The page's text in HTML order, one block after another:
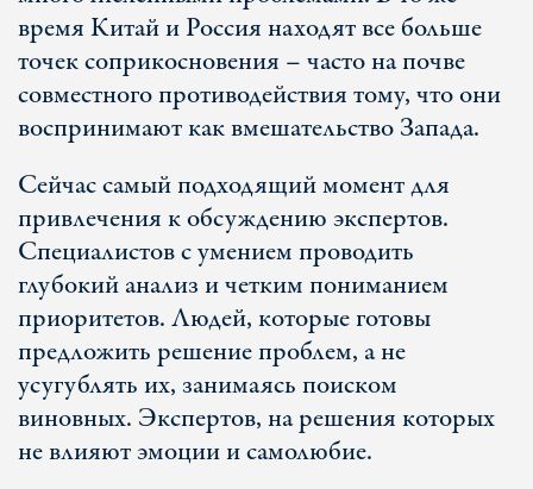
время Китай и Россия находят все больше
точек соприкосновения – часто на почве
совместного противодействия тому, что они
воспринимают как вмешательство Запада.
Сейчас самый подходящий момент для
привлечения к обсуждению экспертов.
Специалистов с умением проводить
глубокий анализ и четким пониманием
приоритетов. Людей, которые готовы
предложить решение проблем, а не
усугублять их, занимаясь поиском
виновных. Экспертов, на решения которых
не влияют эмоции и самолюбие.